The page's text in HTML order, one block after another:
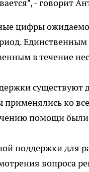
- говорит
цифры
в течение
существуют
применялись ко
помощи
поддержки для
вопроса